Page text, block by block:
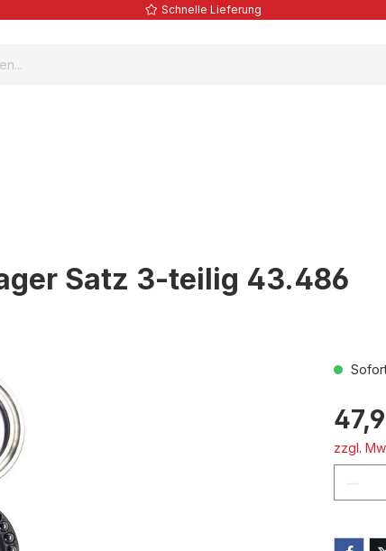
Schnelle Lieferung
Satz 3-teilig 43.486
zzgl.